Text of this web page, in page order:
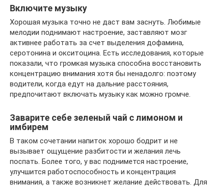
Включите музыку
Хорошая музыка точно не даст вам заснуть. Любимые
мелодии поднимают настроение, заставляют мозг
активнее работать за счет выделения дофамина,
серотонина и окситоцина. Есть исследования, которые
показали, что громкая музыка способна восстановить
концентрацию внимания хотя бы ненадолго: поэтому
водители, когда едут на дальние расстояния,
предпочитают включать музыку как можно громче.
Заварите себе зеленый чай с лимоном и
имбирем
В таком сочетании напиток хорошо бодрит и не
вызывает ощущение разбитости и желания лечь
поспать. Более того, у вас поднимется настроение,
улучшится работоспособность и концентрация
внимания, а также возникнет желание действовать. Для